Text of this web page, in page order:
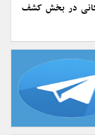
در بخش کشف